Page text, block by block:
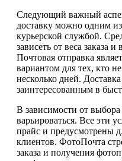
Следующий важный
доставку можно одним
курьерской службой.
зависеть от веса заказа
Почтовая отправка
вариантом для тех, кто
несколько дней.
заинтересованным в
В зависимости от
варьироваться. Все эти
прайс и предусмотрены
клиентов. ФотоПочта
заказа и получения